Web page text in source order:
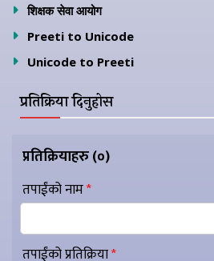
शिक्षक सेवा आयोग
Preeti to Unicode
Unicode to Preeti
प्रतिक्रिया दिनुहोस
प्रतिक्रियाहरु (०)
तपाईंको नाम*
तपाईंको प्रतिक्रिया*